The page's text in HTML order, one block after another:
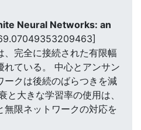
Neural Networks: an
、完全に接続された有限幅
れている。 中心とアンサン
ークは後続のばらつきを減
と大きな学習率の使用は、
無限ネットワークの対応を